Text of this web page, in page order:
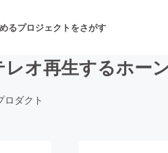
るプロジェクトをさがす
オ再生するホー
ロダクト